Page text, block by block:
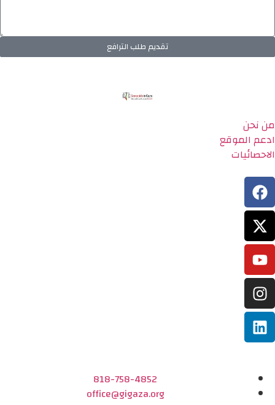
تقديم طلب الترافع
من نحن
ادعم الموقع
الاحصائيات
818-758-4852
office@gigaza.org